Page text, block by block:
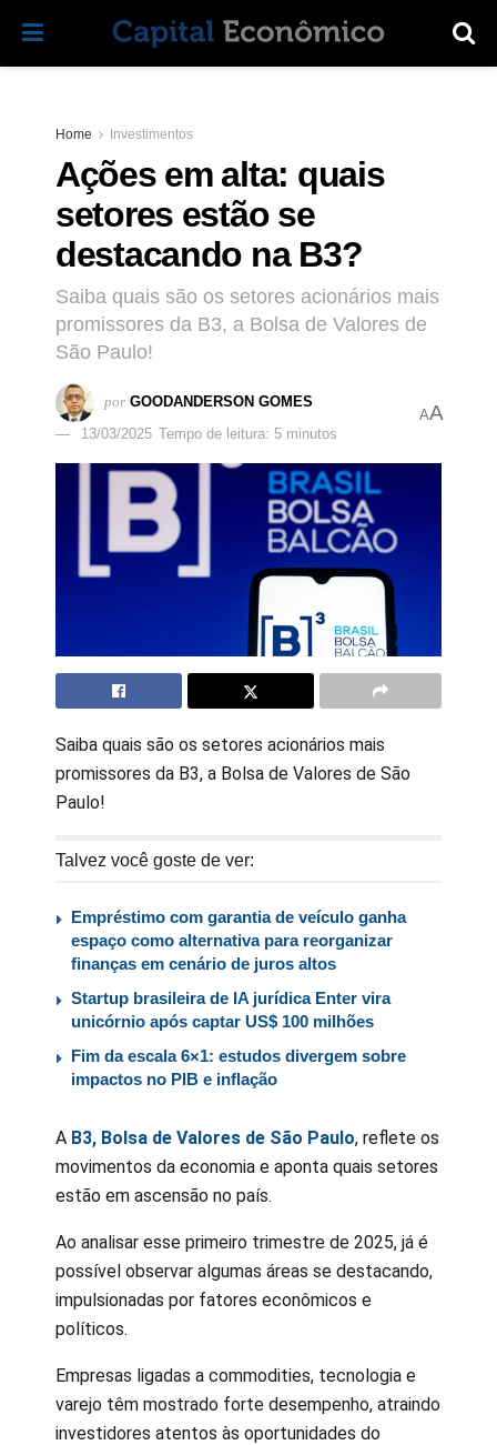
Home Investimentos
Ações em alta: quais
setores estão se
destacando na B3?
Saiba quais são os setores acionários mais
promissores da B3, a Bolsa de Valores de
São Paulo!
por GOODANDERSON GOMES
13/03/2025 Tempo de leitura: 5 minutos
AA
Saiba quais são os setores acionários mais
promissores da B3, a Bolsa de Valores de São
Paulo!
Talvez você goste de ver:
Empréstimo com garantia de veículo ganha
espaço como alternativa para reorganizar
finanças em cenário de juros altos
Startup brasileira de IA jurídica Enter vira
unicórnio após captar US$ 100 milhões
Fim da escala 6×1: estudos divergem sobre
impactos no PIB e inflação
A B3, Bolsa de Valores de São Paulo, reflete os
movimentos da economia e aponta quais setores
estão em ascensão no país.
Ao analisar esse primeiro trimestre de 2025, já é
possível observar algumas áreas se destacando,
impulsionadas por fatores econômicos e
políticos.
Empresas ligadas a commodities, tecnologia e
varejo têm mostrado forte desempenho, atraindo
investidores atentos às oportunidades do